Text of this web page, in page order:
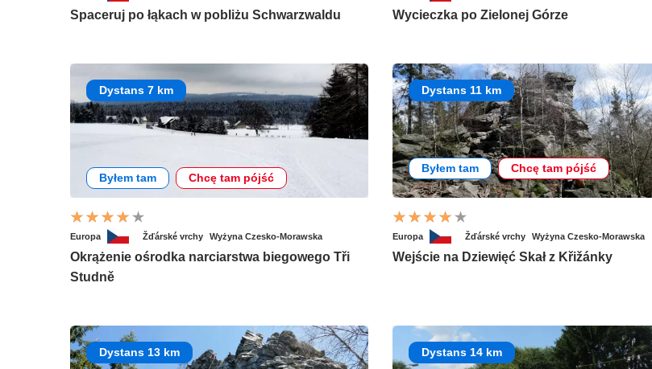
Spaceruj po łąkach w pobliżu Schwarzwaldu Wycieczka po Zielonej Górze
Dystans 7 km
Byłem tam Chcę tam pójść
Europa Žďárské vrchy Wyżyna Czesko-Morawska
Okrążenie ośrodka narciarstwa biegowego Tři
Studně
Dystans 11 km
Byłem tam Chcę tam pójść
Europa Žďárské vrchy Wyżyna Czesko-Morawska
Wejście na Dziewięć Skał z Křižánky
Dystans 13 km Dystans 14 km